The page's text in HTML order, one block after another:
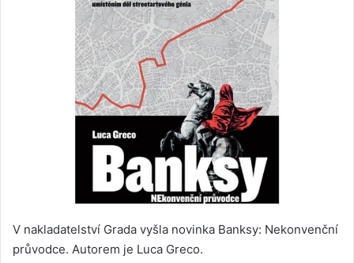
V nakladatelství Grada vyšla novinka Banksy: Nekonvenční
průvodce. Autorem je Luca Greco.